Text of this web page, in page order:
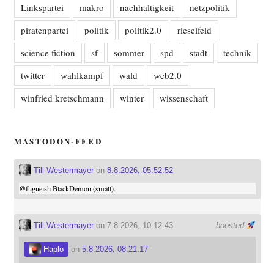
Linkspartei makro nachhaltigkeit
netzpolitik
piratenpartei
politik politik2.0
rieselfeld
science fiction
sf sommer spd stadt
technik
twitter
wahlkampf wald
web2.0
winfried kretschmann
winter wissenschaft
MASTODON-FEED
Till Westermayeron 8.8.2026, 05:52:52
@fugueishBlackDemon (small).
boosted
Till Westermayeron 7.8.2026, 10:12:43
Haplo on 5.8.2026, 08:21:17